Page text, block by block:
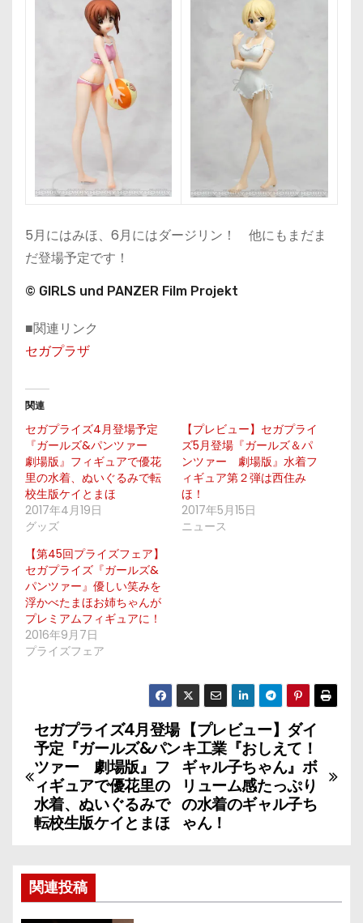
5月にはみほ、6月にはダージリン！ 他にもまだま
だ登場予定です！
© GIRLS und PANZER Film Projekt
■関連リンク
セガプラザ
関連
セガプライズ4月登場予定
『ガールズ&パンツァー
劇場版』フィギュアで優花
里の水着、ぬいぐるみで転
校生版ケイとまほ
2017年4月19日
グッズ
【プレビュー】セガプライ
ズ5月登場『ガールズ＆パ
ンツァー 劇場版』水着フ
ィギュア第２弾は西住み
ほ！
2017年5月15日
ニュース
【第45回プライズフェア】
セガプライズ『ガールズ&
パンツァー』優しい笑みを
浮かべたまほお姉ちゃんが
プレミアムフィギュアに！
2016年9月7日
プライズフェア
投
稿
ナ
ビ
ゲ
ー
【プレビュー】ダイ
キ工業『おしえて！
ギャル子ちゃん』ボ
リューム感たっぷり
の水着のギャル子ち
ゃん！
セガプライズ4月登場
予定『ガールズ&パン
ツァー 劇場版』フ
ィギュアで優花里の
水着、ぬいぐるみで
転校生版ケイとまほ
関連投稿